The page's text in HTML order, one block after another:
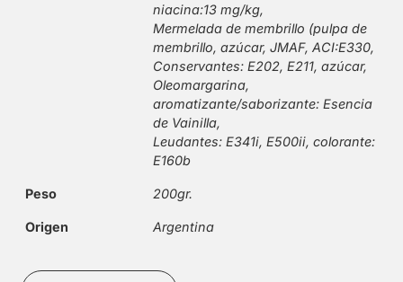
niacina:13 mg/kg,
Mermelada de membrillo (pulpa de
membrillo, azúcar, JMAF, ACI:E330,
Conservantes: E202, E211, azúcar,
Oleomargarina,
aromatizante/saborizante: Esencia
de Vainilla,
Leudantes: E341i, E500ii, colorante:
E160b
Peso 200gr.
Origen Argentina